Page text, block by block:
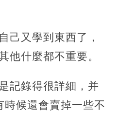
己又學到東西了，
他什麼都不重要。
記錄得很詳細，并
時候還會賣掉一些不